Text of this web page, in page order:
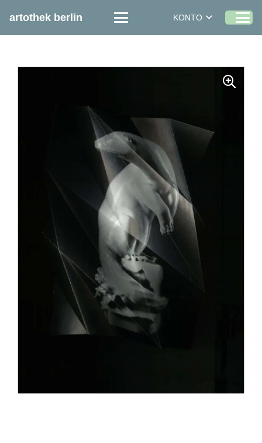
artothek berlin KONTO